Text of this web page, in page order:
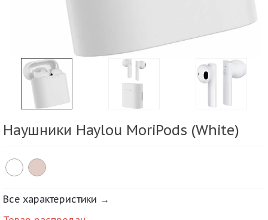
Наушники Haylou MoriPods (White)
Все характеристики →